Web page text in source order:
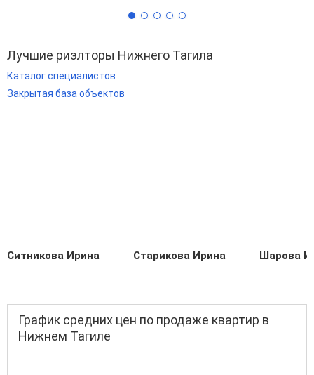
Лучшие риэлторы Нижнего Тагила
Каталог специалистов
Закрытая база объектов
Ситникова Ирина Старикова Ирина Шарова
График средних цен по продаже квартир в
Нижнем Тагиле